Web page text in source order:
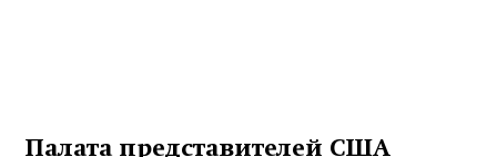
Палата представителей США